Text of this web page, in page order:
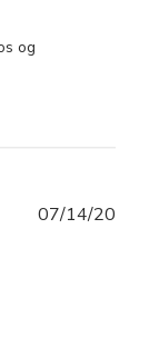
og
07/14/20